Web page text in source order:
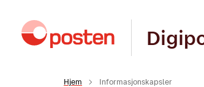
Hjem Informasjonskapsler